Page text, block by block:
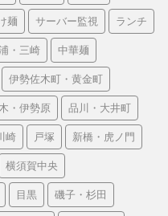
麺 サーバー監視 ランチ
・三崎 中華麺
伊勢佐木町・黄金町
・伊勢原 品川・大井町
崎 戸塚 新橋・虎ノ門
横須賀中央
目黒 磯子・杉田